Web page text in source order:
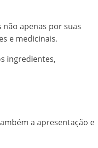
apenas por suas
e medicinais.
ingredientes,
a apresentação e